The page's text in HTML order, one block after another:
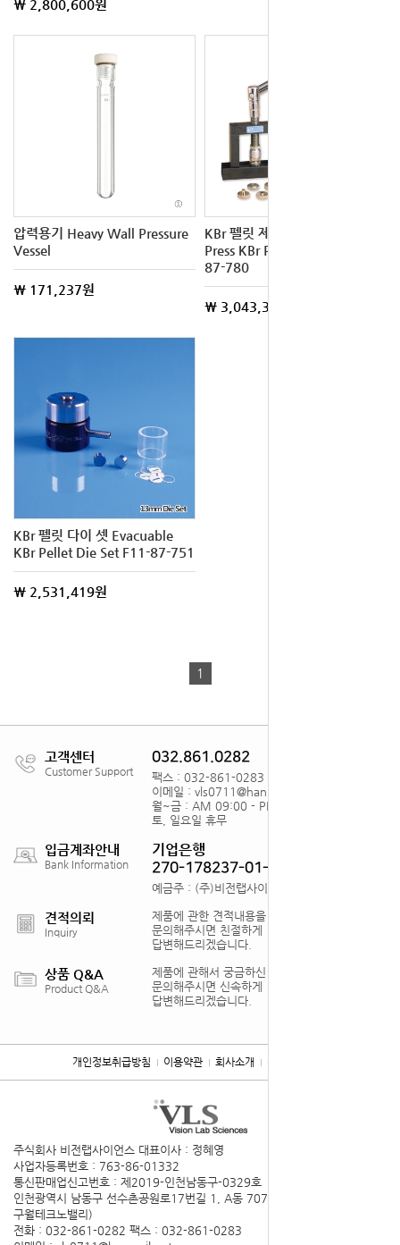
\ 2,800,600원
압력용기 Heavy Wall Pressure
Vessel
\ 171,237원
KBr 펠릿 제조 프레스기 Port-A-
Press KBr Pellet Die Kit F11-
87-780
\ 3,043,326원
KBr 펠릿 다이 셋 Evacuable
KBr Pellet Die Set F11-87-751
\ 2,531,419원
1
고객센터
Customer Support
032.861.0282
팩스 : 032-861-0283
이메일 : vls0711@hanmail.net
월~금 : AM 09:00 - PM18:00
토, 일요일 휴무
입금계좌안내
Bank Information
기업은행
270-178237-01-012
예금주 : (주)비전랩사이언스
견적의뢰
Inquiry
제품에 관한 견적내용을
문의해주시면 친절하게
답변해드리겠습니다.
상품 Q&A
Product Q&A
제품에 관해서 궁금하신 점을
문의해주시면 신속하게
답변해드리겠습니다.
개인정보취급방침 이용약관 회사소개 찾아오시는 길
주식회사 비전랩사이언스 대표이사 : 정혜영
사업자등록번호 : 763-86-01332
통신판매업신고번호 : 제2019-인천남동구-0329호
인천광역시 남동구 선수촌공원로17번길 1, A동 707호(구월동,
구월테크노밸리)
전화 : 032-861-0282 팩스 : 032-861-0283